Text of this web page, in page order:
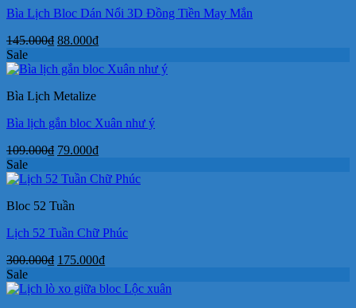
Bìa Lịch Bloc Dán Nổi 3D Đồng Tiền May Mắn
145.000₫ Giá
là:
88.000₫Giá
tại
Sale
Bìa Lịch Metalize
Bìa lịch gắn bloc Xuân như ý
109.000₫ Giá
là:
79.000₫Giá
tại
Sale
Bloc 52 Tuần
Lịch 52 Tuần Chữ Phúc
300.000₫ Giá
là:
175.000₫Giá
tại
Sale